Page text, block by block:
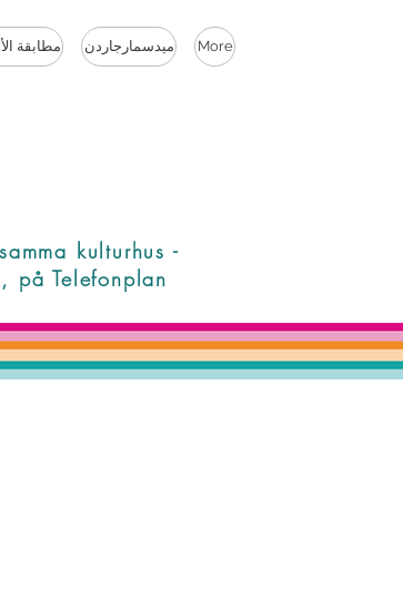
مطابقة ميدسمارجاردن More
kulturhus -
på Telefonplan